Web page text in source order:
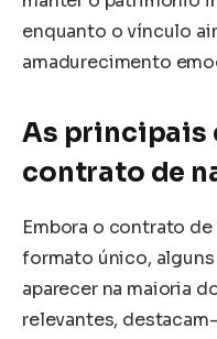
enquanto o vínculo
amadurecimento
As principais
contrato de
Embora o contrato
formato único,
aparecer na maioria
relevantes,